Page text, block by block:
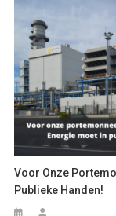
Voor Onze
Publieke Handen!